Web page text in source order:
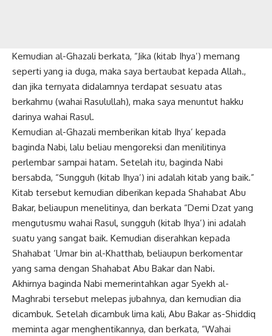
Kemudian al-Ghazali berkata, “Jika (kitab Ihya’) memang
seperti yang ia duga, maka saya bertaubat kepada Allah.,
dan jika ternyata didalamnya terdapat sesuatu atas
berkahmu (wahai Rasulullah), maka saya menuntut hakku
darinya wahai Rasul.
Kemudian al-Ghazali memberikan kitab Ihya’ kepada
baginda Nabi, lalu beliau mengoreksi dan menilitinya
perlembar sampai hatam. Setelah itu, baginda Nabi
bersabda, “Sungguh (kitab Ihya’) ini adalah kitab yang baik.”
Kitab tersebut kemudian diberikan kepada Shahabat Abu
Bakar, beliaupun menelitinya, dan berkata “Demi Dzat yang
mengutusmu wahai Rasul, sungguh (kitab Ihya’) ini adalah
suatu yang sangat baik. Kemudian diserahkan kepada
Shahabat ‘Umar bin al-Khatthab, beliaupun berkomentar
yang sama dengan Shahabat Abu Bakar dan Nabi.
Akhirnya baginda Nabi memerintahkan agar Syekh al-
Maghrabi tersebut melepas jubahnya, dan kemudian dia
dicambuk. Setelah dicambuk lima kali, Abu Bakar as-Shiddiq
meminta agar menghentikannya, dan berkata, “Wahai